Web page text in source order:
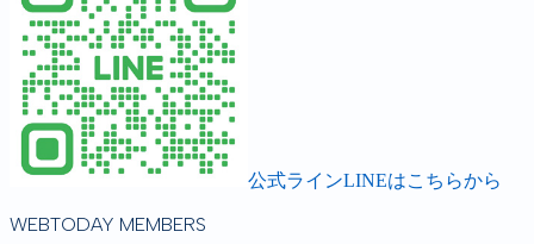
公式ラインLINEはこちらから
WEBTODAY MEMBERS